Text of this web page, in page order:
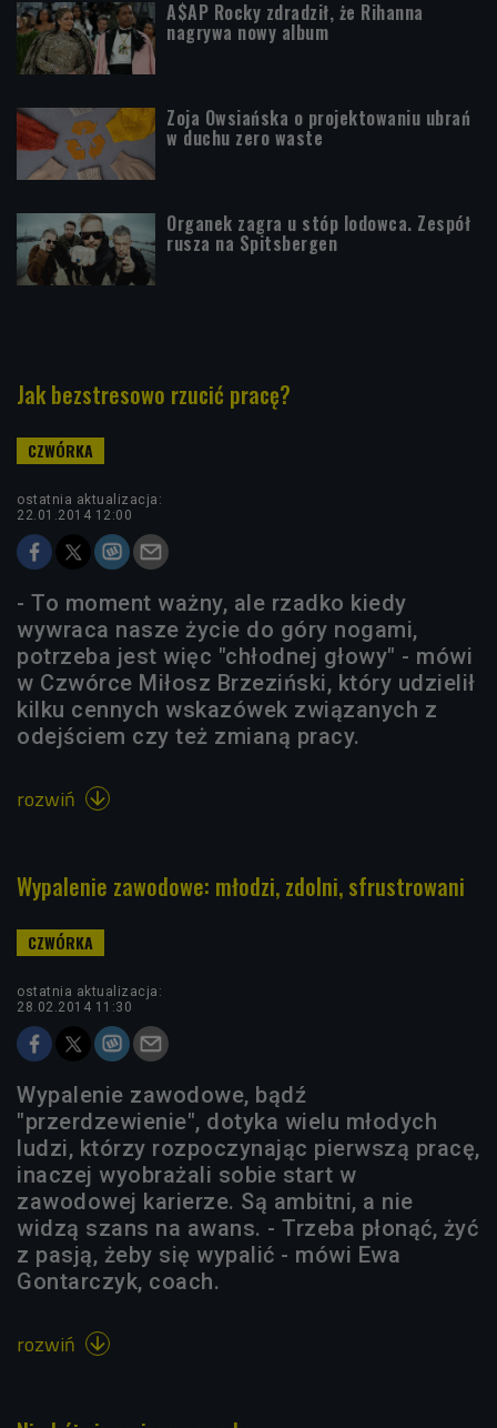
A$AP Rocky zdradził, że Rihanna
nagrywa nowy album
Zoja Owsiańska o projektowaniu ubrań
w duchu zero waste
Organek zagra u stóp lodowca. Zespół
rusza na Spitsbergen
Jak bezstresowo rzucić pracę?
ostatnia aktualizacja:
22.01.2014 12:00
- To moment ważny, ale rzadko kiedy
wywraca nasze życie do góry nogami,
potrzeba jest więc "chłodnej głowy" - mówi
w Czwórce Miłosz Brzeziński, który udzielił
kilku cennych wskazówek związanych z
odejściem czy też zmianą pracy.
rozwiń 
Wypalenie zawodowe: młodzi, zdolni, sfrustrowani
ostatnia aktualizacja:
28.02.2014 11:30
Wypalenie zawodowe, bądź
"przerdzewienie", dotyka wielu młodych
ludzi, którzy rozpoczynając pierwszą pracę,
inaczej wyobrażali sobie start w
zawodowej karierze. Są ambitni, a nie
widzą szans na awans. - Trzeba płonąć, żyć
z pasją, żeby się wypalić - mówi Ewa
Gontarczyk, coach.
rozwiń 